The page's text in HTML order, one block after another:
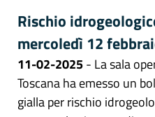
Rischio
mercoledì 12
11-02-2025- La sala
Toscana ha emesso un
gialla per rischio